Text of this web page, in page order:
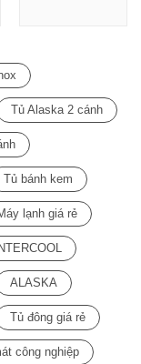
Khung máy
bằng thép
không gỉ chống
• Bảng điều
đơn giản luồng
khí vào & ra
phía trước (chỉ
có kiểu làm
mát bằng
không khí) để
lắp đặt tích
khí ngưng tụ
phía trước, có
thể tháo rời và
Tủ Alaska 2 cánh
Tủ bánh kem
lạnh giá rẻ
ALASKA
Tủ đông giá rẻ
công nghiệp